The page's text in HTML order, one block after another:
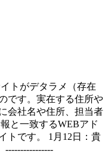
トがデタラメ（存在
です。実在する住所や
会社名や住所、担当者
と一致するWEBアド
トです。 1月12日：貴
----------------